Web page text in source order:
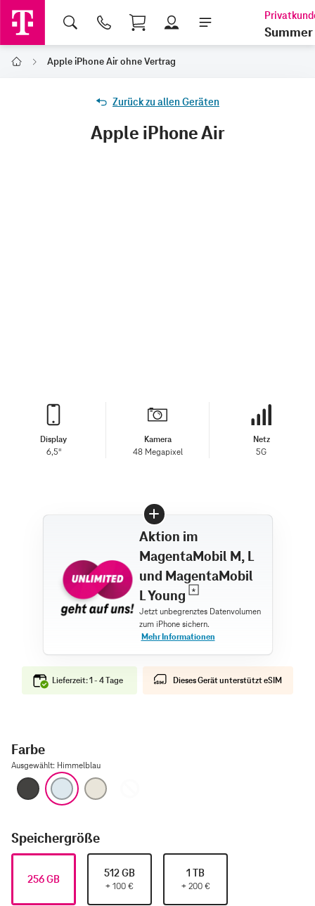
Shopping Cart
Summer
Home Apple iPhone Air ohne Vertrag
Zurück zu allen Geräten
Apple iPhone Air
Display
6,5"
Kamera
48 Megapixel
Netz
5G
Aktion im
MagentaMobil M, L
und MagentaMobil
L Young
Lieferzeit: 1 - 4 Tage Dieses Gerät unterstützt eSIM
Farbe
Ausgewählt: Himmelblau
Space SchwarzHimmelblau
Speichergröße
256 GB 512 GB
+ 100 €
1 TB
+ 200 €